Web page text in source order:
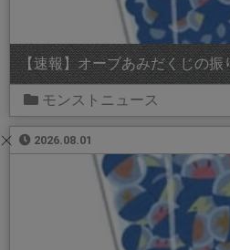
【速報】オーブあみだくじの振
モンストニュース
2026.08.01